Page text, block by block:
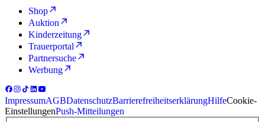
Shop
Auktion
Kinderzeitung
Trauerportal
Partnersuche
Werbung
ImpressumAGBDatenschutzBarrierefreiheitserklärungHilfeCookie-
EinstellungenPush-Mitteilungen